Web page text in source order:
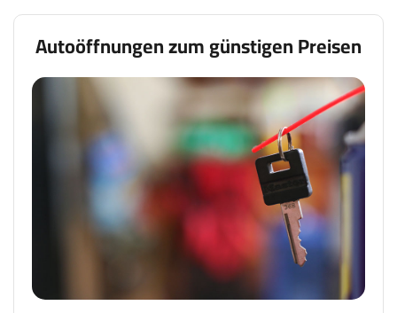
Autoöffnungen zum günstigen Preisen